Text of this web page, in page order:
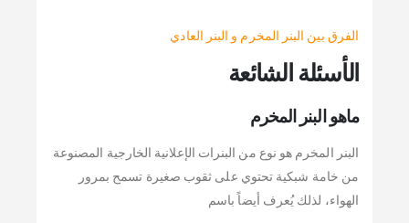
الفرق بين البنر المخرم و البنر العادي
الأسئلة الشائعة
ماهو البنر المخرم
البنر المخرم هو نوع من البنرات الإعلانية الخارجية المصنوعة
من خامة شبكية تحتوي على ثقوب صغيرة تسمح بمرور
الهواء، لذلك يُعرف أيضاً باسم